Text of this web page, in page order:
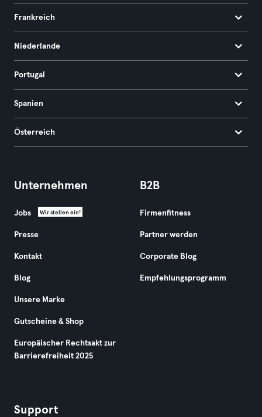
Frankreich
Niederlande
Portugal
Spanien
Österreich
Unternehmen
Jobs Wir stellen ein!
Presse
Kontakt
Blog
Unsere Marke
Gutscheine & Shop
Europäischer Rechtsakt zur
Barrierefreiheit 2025
B2B
Firmenfitness
Partner werden
Corporate Blog
Empfehlungsprogramm
Support